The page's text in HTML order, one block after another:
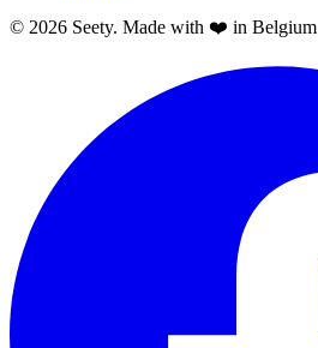
© 2026 Seety. Made with ❤️ in Belgium